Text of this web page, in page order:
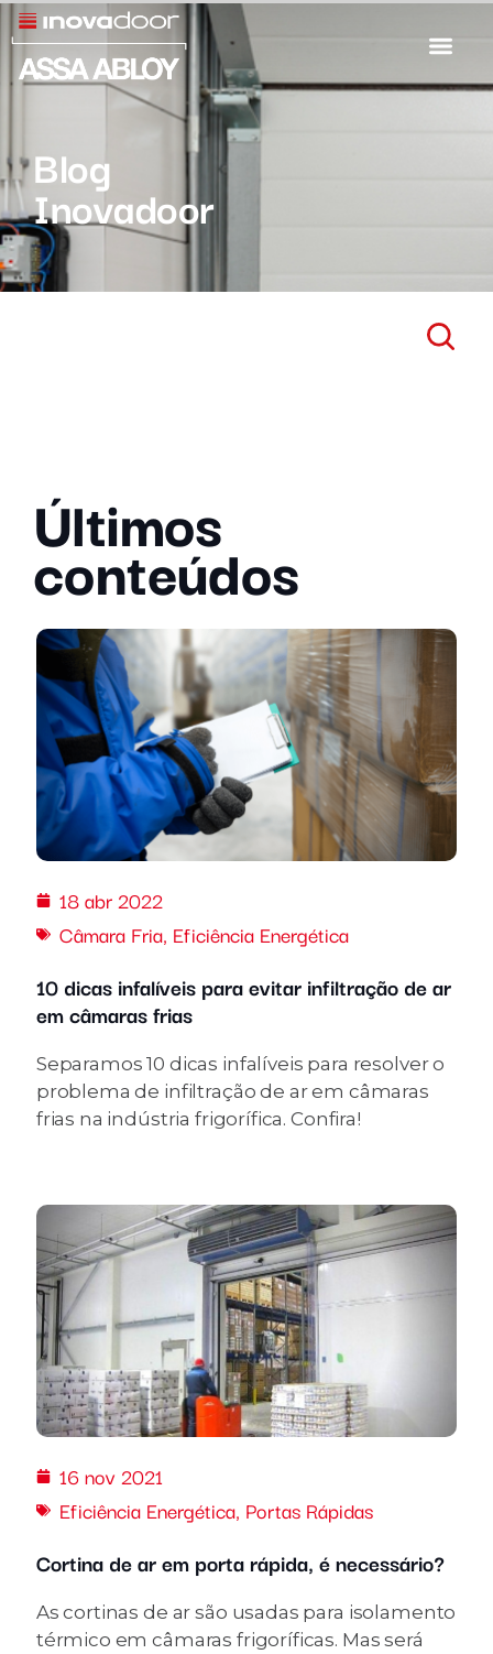
Blog
Inovadoor
Últimos
conteúdos
18 abr 2022
Câmara Fria, Eficiência Energética
10 dicas infalíveis para evitar infiltração de ar
em câmaras frias
Separamos 10 dicas infalíveis para resolver o
problema de infiltração de ar em câmaras
frias na indústria frigorífica. Confira!
16 nov 2021
Eficiência Energética, Portas Rápidas
Cortina de ar em porta rápida, é necessário?
As cortinas de ar são usadas para isolamento
térmico em câmaras frigoríficas. Mas será